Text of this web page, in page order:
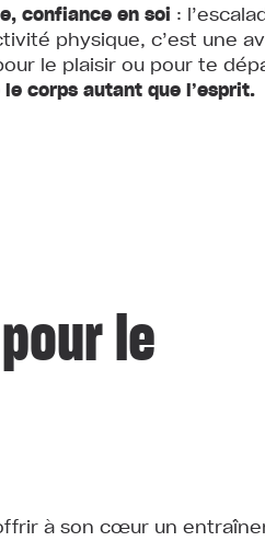
confiance en soi :
physique, c’est une
le plaisir ou pour te
corps autant que l’esprit.
le
à son cœur un